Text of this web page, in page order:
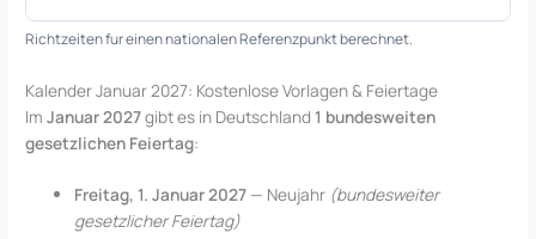
Richtzeiten fur einen nationalen Referenzpunkt berechnet.
Kalender Januar 2027: Kostenlose Vorlagen & Feiertage
ImJanuar 2027gibt es in Deutschland 1 bundesweiten
gesetzlichen Feiertag:
Freitag, 1. Januar 2027 — Neujahr (bundesweiter
gesetzlicher Feiertag)